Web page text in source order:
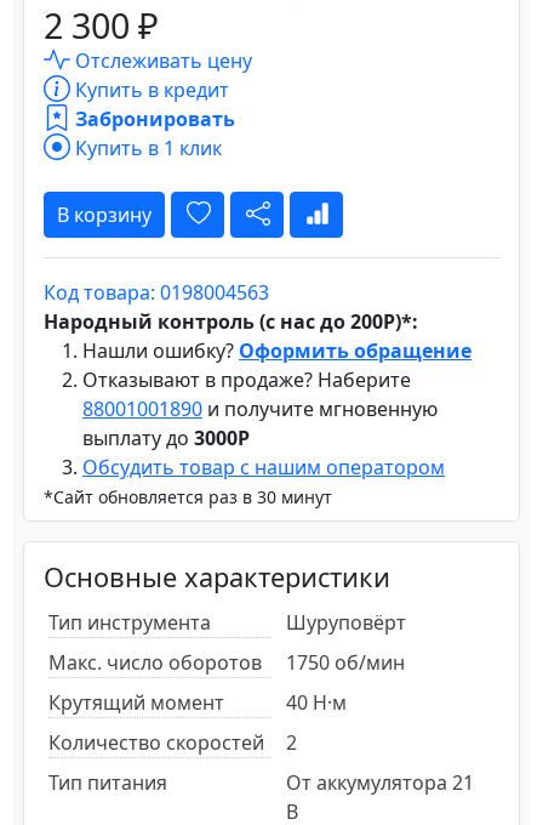
2 300 ₽
Отслеживать цену
Купить в кредит
Забронировать
Купить в 1 клик
В корзину
Код товара: 0198004563
Народный контроль (с нас до 200Р)*:
Нашли ошибку? Оформить обращение
Отказывают в продаже? Наберите
88001001890 и получите мгновенную
выплату до 3000Р
Обсудить товар с нашим оператором
*Сайт обновляется раз в 30 минут
Основные характеристики
Тип инструмента
Шуруповёрт
Макс. число оборотов
1750 об/мин
Крутящий момент
40 Н·м
Количество скоростей
2
Тип питания
От аккумулятора 21
В